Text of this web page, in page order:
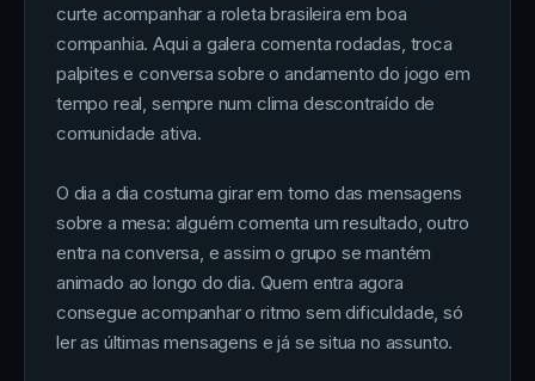
curte acompanhar a roleta brasileira em boa
companhia. Aqui a galera comenta rodadas, troca
palpites e conversa sobre o andamento do jogo em
tempo real, sempre num clima descontraído de
comunidade ativa.
O dia a dia costuma girar em torno das mensagens
sobre a mesa: alguém comenta um resultado, outro
entra na conversa, e assim o grupo se mantém
animado ao longo do dia. Quem entra agora
consegue acompanhar o ritmo sem dificuldade, só
ler as últimas mensagens e já se situa no assunto.